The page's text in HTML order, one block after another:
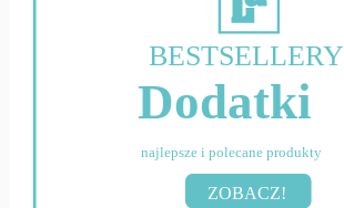
BESTSELLERY
Dodatki
najlepsze i polecane produkty
ZOBACZ!